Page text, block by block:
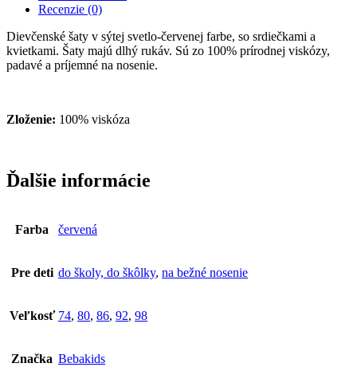
Recenzie (0)
Dievčenské šaty v sýtej svetlo-červenej farbe, so srdiečkami a
kvietkami. Šaty majú dlhý rukáv. Sú zo 100% prírodnej viskózy,
padavé a príjemné na nosenie.
Zloženie: 100% viskóza
Ďalšie informácie
Farba červená
Pre deti do školy, do škôlky, na bežné nosenie
Veľkosť 74, 80, 86, 92, 98
Značka Bebakids